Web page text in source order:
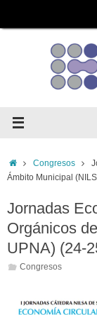
InicioCongresos
Ámbito Municipal
Jornadas
Orgánicos
UPNA) (24-
Congresos